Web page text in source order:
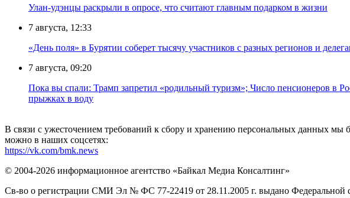
Улан-удэнцы раскрыли в опросе, что считают главным подарком в жизни
7 августа, 12:33
«День поля» в Бурятии соберет тысячу участников с разных регионов и
7 августа, 09:20
Пока вы спали: Трамп запретил «родильный туризм»; Число пенсионеров в
прыжках в воду
В связи с ужесточением требований к сбору и хранению персональных данных
можно в наших соцсетях:
https://vk.com/bmk.news
© 2004-2026 информационное агентство «Байкал Медиа Консалтинг»
Св-во о регистрации СМИ Эл № ФС 77-22419 от 28.11.2005 г. выдано Федеральной